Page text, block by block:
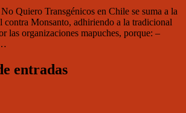
Quiero Transgénicos en Chile se suma a la
Monsanto, adhiriendo a la tradicional
las organizaciones mapuches, porque: –
entradas